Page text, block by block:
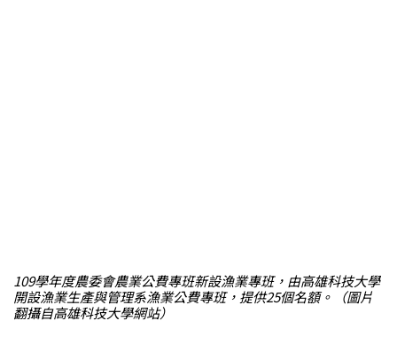
109學年度農委會農業公費專班新設漁業專班，由高雄科技大學
開設漁業生產與管理系漁業公費專班，提供25個名額。（圖片
翻攝自高雄科技大學網站）